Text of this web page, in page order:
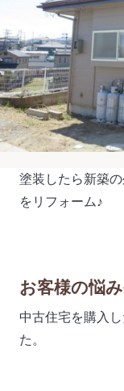
塗装したら新築
をリフォーム♪
お客様の悩
中古住宅を購入
た。